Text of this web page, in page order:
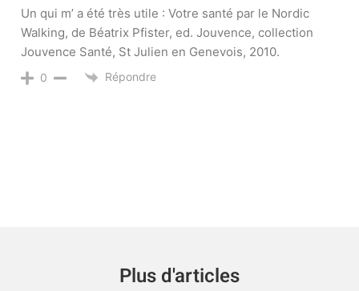
Un qui m’ a été très utile : Votre santé par le Nordic
Walking, de Béatrix Pfister, ed. Jouvence, collection
Jouvence Santé, St Julien en Genevois, 2010.
0 Répondre
Plus d'articles